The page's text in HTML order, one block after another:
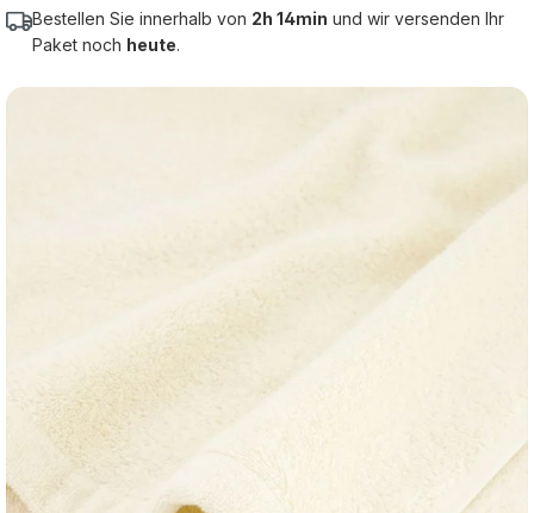
Bestellen Sie innerhalb von 2h 14min und wir versenden Ihr
Paket noch heute.